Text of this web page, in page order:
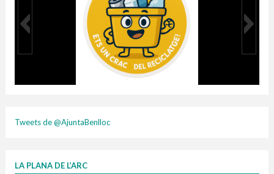
Tweets de @AjuntaBenlloc
LA PLANA DE L’ARC